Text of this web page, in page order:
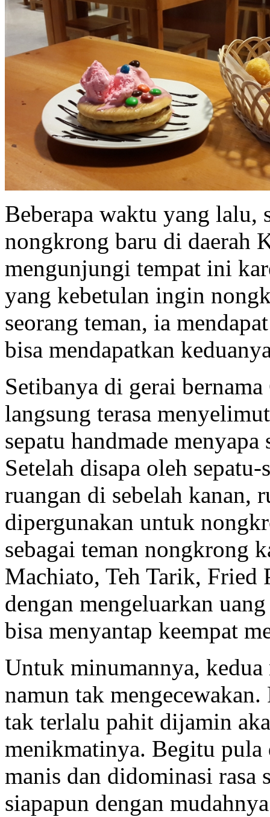
Beberapa waktu yang lalu,
nongkrong baru di daerah
mengunjungi tempat ini
yang kebetulan ingin
seorang teman, ia
bisa mendapatkan
Setibanya di gerai
langsung terasa
sepatu handmade
Setelah disapa oleh
ruangan di sebelah kanan,
dipergunakan untuk
sebagai teman nongkrong
Machiato, Teh Tarik, Fried
dengan mengeluarkan
bisa menyantap keempat
Untuk minumannya,
namun tak
tak terlalu pahit dijamin
menikmatinya. Begitu pula
manis dan didominasi rasa
siapapun dengan